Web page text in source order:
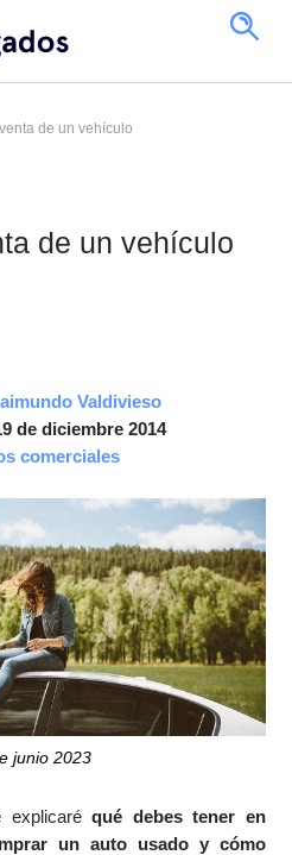
de un vehículo
de un vehículo
Valdivieso
de diciembre 2014
comerciales
junio 2023
explicaréqué debes tener en
un auto usado y cómo